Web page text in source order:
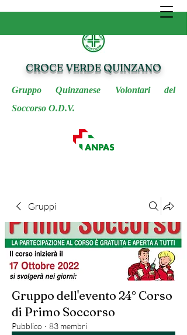
CROCE VERDE QUINZANO
Gruppo Quinzanese Volontari del
Soccorso O.D.V.
Gruppi
Gruppo dell'evento 24° Corso
di Primo Soccorso
Pubblico · 83 membri